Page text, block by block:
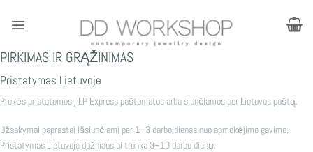
PIRKIMAS IR GRĄŽINIMAS
Pristatymas Lietuvoje
Prekės pristatomos į LP Express paštomatus arba siunčiamos per Lietuvos paštą.
Užsakymai paprastai išsiunčiami per 1–3 darbo dienas nuo apmokėjimo gavimo.
Pristatymas Lietuvoje dažniausiai trunka 3–10 darbo dienų.